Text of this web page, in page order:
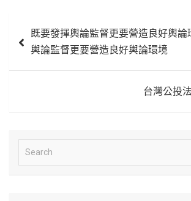
章
既要發揮輿論監督更要營造良好輿論
輿論監督更要營造良好輿論環境
台灣公投
e